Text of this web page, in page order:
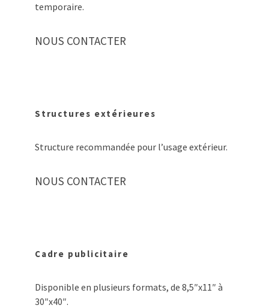
temporaire.
NOUS CONTACTER
Structures extérieures
Structure recommandée pour l’usage extérieur.
NOUS CONTACTER
Cadre publicitaire
Disponible en plusieurs formats, de 8,5″x11″ à
30″x40″.